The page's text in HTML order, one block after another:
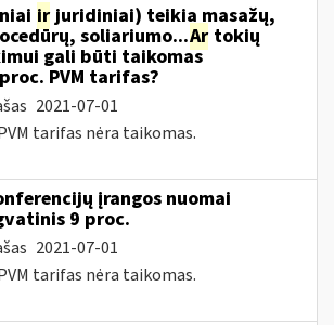
irjuridiniai) teikia masažų,
soliariumo...Ar tokių
gali būti taikomas
PVM tarifas?
2021-07-01
tarifas nėra taikomas.
įrangos nuomai
9 proc.
2021-07-01
tarifas nėra taikomas.